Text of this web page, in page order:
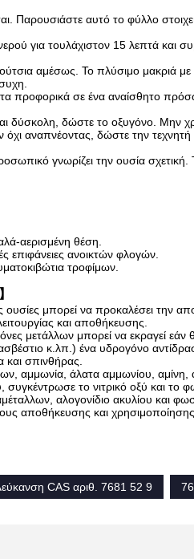
Παρουσιάστε αυτό το φύλλο
για τουλάχιστον 15 λεπτά και
αμέσως. Το πλύσιμο μακριά με
προφορικά σε ένα αναίσθητο
δύσκολη, δώστε το οξυγόνο. Μην
αναπνέοντας, δώστε την
γνωρίζει την ουσία
αερισμένη θέση.
επιφάνειες ανοικτών φλογών.
τροφίμων.
μπορεί να προκαλέσει την
και αποθήκευσης.
μετάλλων μπορεί να εκραγεί εάν
κ.λπ.) ένα υδρογόνο
σπινθήρας.
αμμωνία, άλατα αμμωνίου, αμίνη,
συγκέντρωσε το νιτρικό οξύ και
αλογονίδιο ακυλίου και
αποθήκευσης και
CAS αριθ. 7681 52 9